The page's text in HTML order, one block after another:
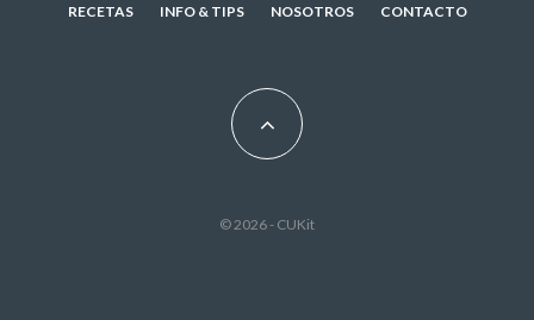
RECETAS INFO & TIPS NOSOTROS CONTACTO
© 2026 - CUKit